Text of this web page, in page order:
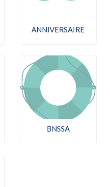
ANNIVERSAIRE
BNSSA